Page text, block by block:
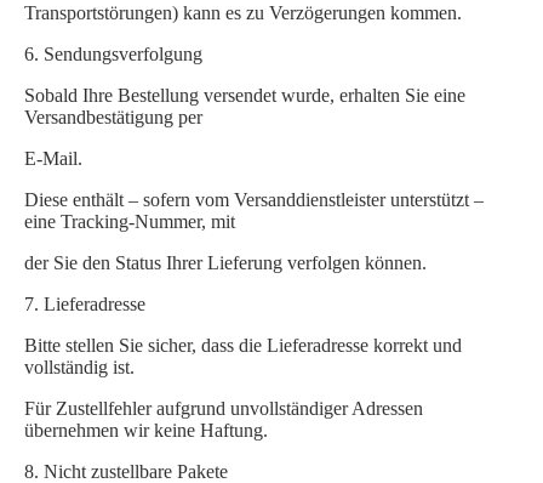
Transportstörungen) kann es zu Verzögerungen kommen.
6. Sendungsverfolgung
Sobald Ihre Bestellung versendet wurde, erhalten Sie eine
Versandbestätigung per
E-Mail.
Diese enthält – sofern vom Versanddienstleister unterstützt –
eine Tracking-Nummer, mit
der Sie den Status Ihrer Lieferung verfolgen können.
7. Lieferadresse
Bitte stellen Sie sicher, dass die Lieferadresse korrekt und
vollständig ist.
Für Zustellfehler aufgrund unvollständiger Adressen
übernehmen wir keine Haftung.
8. Nicht zustellbare Pakete